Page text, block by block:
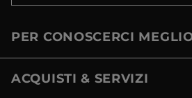
PER CONOSCERCI
ACQUISTI & SERVIZI